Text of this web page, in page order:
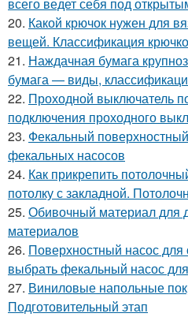
всего ведет себя под
20. Какой крючок нужен для
вещей. Классификация
21. Наждачная бумага
бумага — виды,
22. Проходной выключатель
подключения проходного
23. Фекальный
фекальных насосов
24. Как прикрепить
потолку с закладной.
25. Обивочный материал для
материалов
26. Поверхностный насос для
выбрать фекальный насос
27. Виниловые напольные
Подготовительный этап